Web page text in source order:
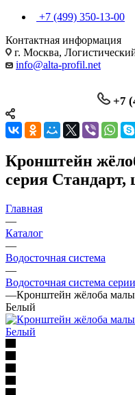
+7 (499) 350-13-00
Контактная информация
г. Москва,
info@alta-profil.net
+7
Кронштейн
серия Стандарт,
Главная
—
Каталог
—
Водосточная система
—
Водосточная система
—Кронштейн жёлоба
Белый